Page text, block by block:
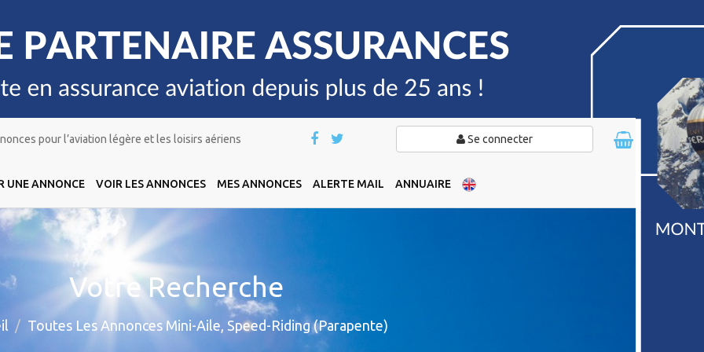
pour l’aviation légère et les loisirs aériens Se connecter
UNE ANNONCE VOIR LES ANNONCES MES ANNONCES ALERTE MAIL ANNUAIRE
Votre Recherche
Toutes Les Annonces Mini-Aile, Speed-Riding (Parapente)